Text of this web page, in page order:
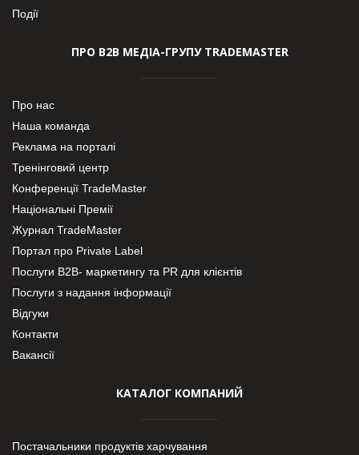
Події
ПРО В2В МЕДІА-ГРУПУ TRADEMASTER
Про нас
Наша команда
Реклама на порталі
Тренінговий центр
Конференції TradeMaster
Національні Премії
Журнал TradeMaster
Портал про Private Label
Послуги В2В- маркетингу та PR для клієнтів
Послуги з надання інформації
Відгуки
Контакти
Вакансії
КАТАЛОГ КОМПАНИЙ
Постачальники продуктів харчування